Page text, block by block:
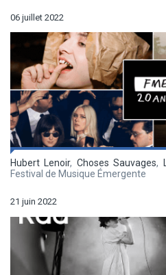
06 juillet 2022
Hubert Lenoir, Choses Sauvages,
Festival de Musique Émergente
21 juin 2022